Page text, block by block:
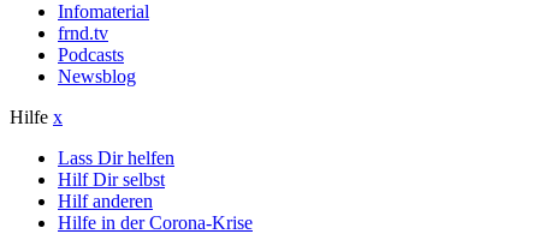
Infomaterial
frnd.tv
Podcasts
Newsblog
Hilfe x
Lass Dir helfen
Hilf Dir selbst
Hilf anderen
Hilfe in der Corona-Krise